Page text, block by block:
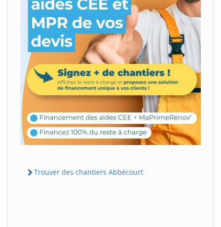
Trouver des chantiers Abbécourt